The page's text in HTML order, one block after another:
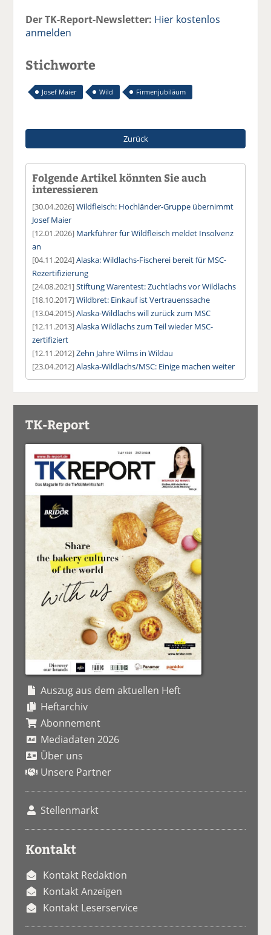
Der TK-Report-Newsletter: Hier kostenlos
anmelden
Stichworte
Josef Maier Wild Firmenjubiläum
Zurück
Folgende Artikel könnten Sie auch
interessieren
[30.04.2026]Wildfleisch: Hochländer-Gruppe übernimmt
Josef Maier
[12.01.2026] Markführer für Wildfleisch meldet Insolvenz
an
[04.11.2024]Alaska: Wildlachs-Fischerei bereit für MSC-
Rezertifizierung
[24.08.2021]Stiftung Warentest: Zuchtlachs vor Wildlachs
[18.10.2017]Wildbret: Einkauf ist Vertrauenssache
[13.04.2015]Alaska-Wildlachs will zurück zum MSC
[12.11.2013]Alaska Wildlachs zum Teil wieder MSC-
zertifiziert
[12.11.2012]Zehn Jahre Wilms in Wildau
[23.04.2012]Alaska-Wildlachs/MSC: Einige machen weiter
TK-Report
Auszug aus dem aktuellen Heft
Heftarchiv
Abonnement
Mediadaten 2026
Über uns
Unsere Partner
Stellenmarkt
Kontakt
Kontakt Redaktion
Kontakt Anzeigen
Kontakt Leserservice